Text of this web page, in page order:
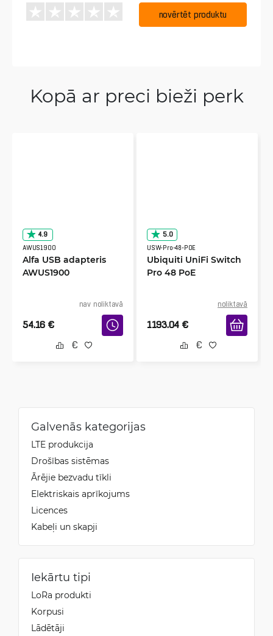
novērtēt produktu
Kopā ar preci bieži perk
4.9
AWUS1900
Alfa USB adapteris
AWUS1900
nav noliktavā
54.16 €
5.0
USW-Pro-48-POE
Ubiquiti UniFi Switch
Pro 48 PoE
noliktavā
1193.04 €
Galvenās kategorijas
LTE produkcija
Drošības sistēmas
Ārējie bezvadu tīkli
Elektriskais aprīkojums
Licences
Kabeļi un skapji
Iekārtu tipi
LoRa produkti
Korpusi
Lādētāji